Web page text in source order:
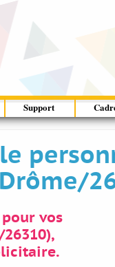
Support
vos